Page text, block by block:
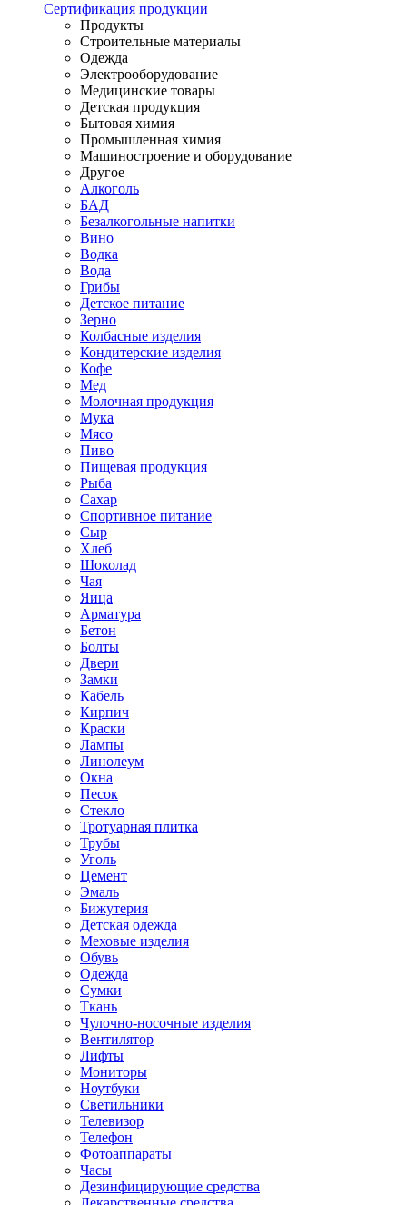
Сертификация продукции
Продукты
Строительные материалы
Одежда
Электрооборудование
Медицинские товары
Детская продукция
Бытовая химия
Промышленная химия
Машиностроение и оборудование
Другое
Алкоголь
БАД
Безалкогольные напитки
Вино
Водка
Вода
Грибы
Детское питание
Зерно
Колбасные изделия
Кондитерские изделия
Кофе
Мед
Молочная продукция
Мука
Мясо
Пиво
Пищевая продукция
Рыба
Сахар
Спортивное питание
Сыр
Хлеб
Шоколад
Чая
Яица
Арматура
Бетон
Болты
Двери
Замки
Кабель
Кирпич
Краски
Лампы
Линолеум
Окна
Песок
Стекло
Тротуарная плитка
Трубы
Уголь
Цемент
Эмаль
Бижутерия
Детская одежда
Меховые изделия
Обувь
Одежда
Сумки
Ткань
Чулочно-носочные изделия
Вентилятор
Лифты
Мониторы
Ноутбуки
Светильники
Телевизор
Телефон
Фотоаппараты
Часы
Дезинфицирующие средства